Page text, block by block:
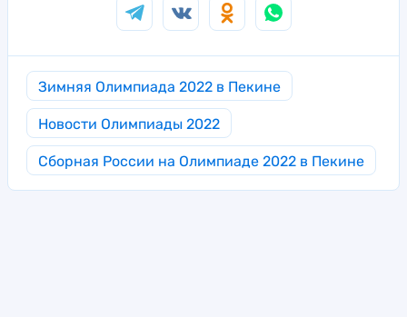
Зимняя Олимпиада 2022 в Пекине
Новости Олимпиады 2022
Сборная России на Олимпиаде 2022 в Пекине